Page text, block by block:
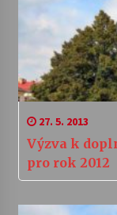
27. 5. 2013
Výzva k
pro rok 2012